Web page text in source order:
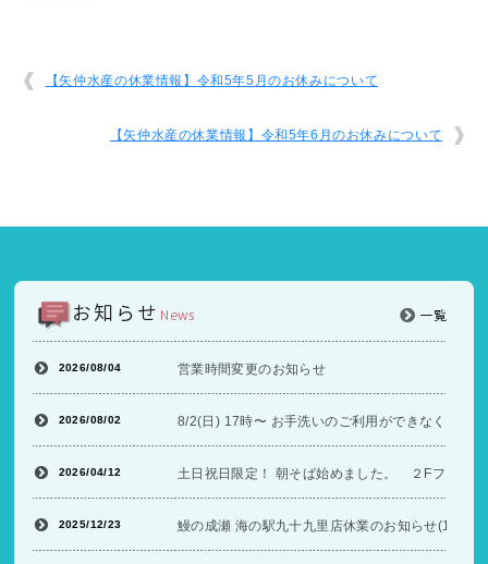
【矢仲水産の休業情報】令和5年5月のお休みについて
【矢仲水産の休業情報】令和5年6月のお休みについて
お知らせ News 一覧
2026/08/04 営業時間変更のお知らせ
2026/08/02 8/2(日) 17時〜 お手洗いのご利用ができなくなり
2026/04/12 土日祝日限定！ 朝そば始めました。 ２Fフード
2025/12/23 鰻の成瀬 海の駅九十九里店休業のお知らせ(12/26